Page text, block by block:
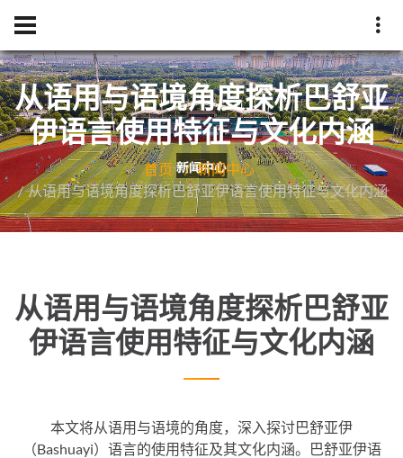
从语用与语境角度探析巴舒亚
伊语言使用特征与文化内涵
首页
新闻中心
从语用与语境角度探析巴舒亚伊语言使用特征与文化内涵
从语用与语境角度探析巴舒亚
伊语言使用特征与文化内涵
本文将从语用与语境的角度，深入探讨巴舒亚伊
（Bashuayi）语言的使用特征及其文化内涵。巴舒亚伊语